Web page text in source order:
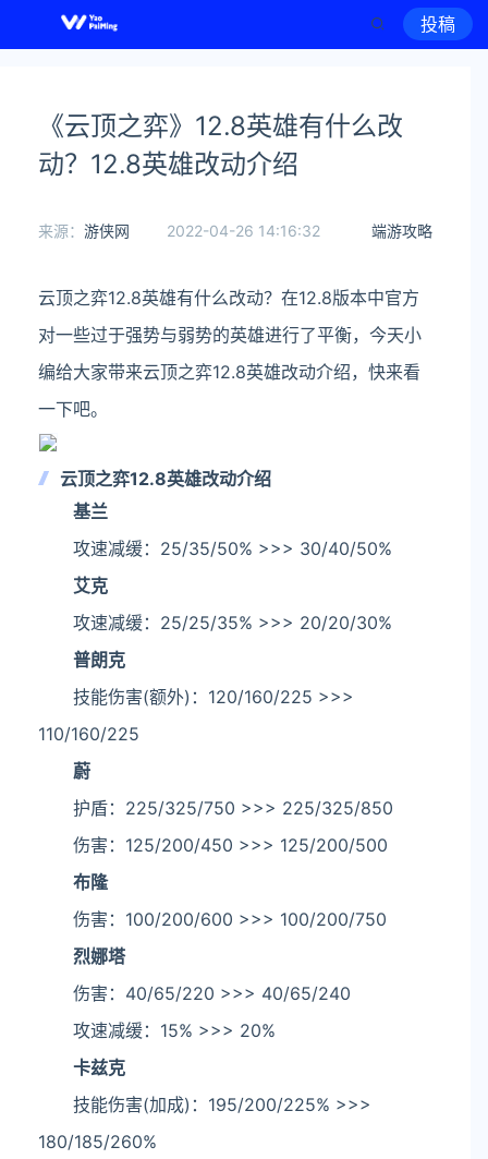
投稿
《云顶之弈》12.8英雄有什么改
动？12.8英雄改动介绍
端游攻略
来源： 游侠网 2022-04-26 14:16:32
云顶之弈12.8英雄有什么改动？在12.8版本中官方
对一些过于强势与弱势的英雄进行了平衡，今天小
编给大家带来云顶之弈12.8英雄改动介绍，快来看
一下吧。
云顶之弈12.8英雄改动介绍
基兰
攻速减缓：25/35/50% >>> 30/40/50%
艾克
攻速减缓：25/25/35% >>> 20/20/30%
普朗克
技能伤害(额外)：120/160/225 >>>
110/160/225
蔚
护盾：225/325/750 >>> 225/325/850
伤害：125/200/450 >>> 125/200/500
布隆
伤害：100/200/600 >>> 100/200/750
烈娜塔
伤害：40/65/220 >>> 40/65/240
攻速减缓：15% >>> 20%
卡兹克
技能伤害(加成)：195/200/225% >>>
180/185/260%